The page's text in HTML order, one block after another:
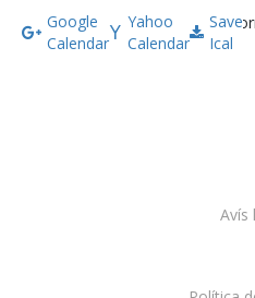
Google
Calendar
Yahoo
Calendar
Save
Ical
Avís